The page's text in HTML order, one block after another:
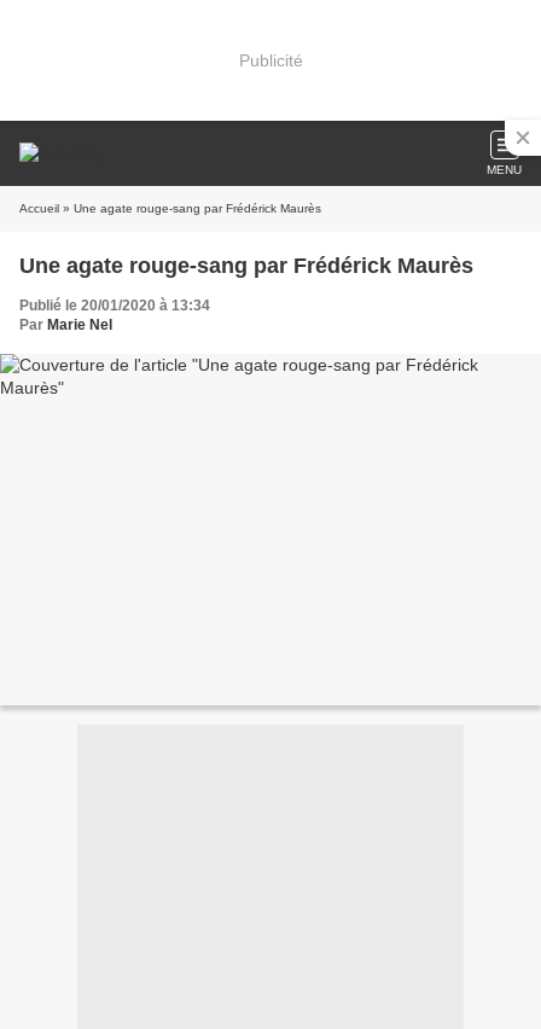
Publicité
MENU
Accueil » Une agate rouge-sang par Frédérick Maurès
Une agate rouge-sang par Frédérick Maurès
Publié le 20/01/2020 à 13:34
Par Marie Nel